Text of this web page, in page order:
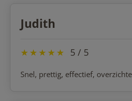
Judith
★★★★★ 5 / 5
Snel, prettig, effectief,